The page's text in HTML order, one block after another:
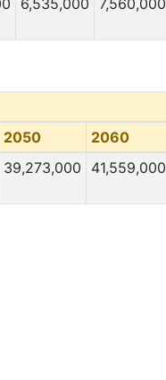
6,535,000 7,560,000
2050
2060
39,273,000 41,559,000